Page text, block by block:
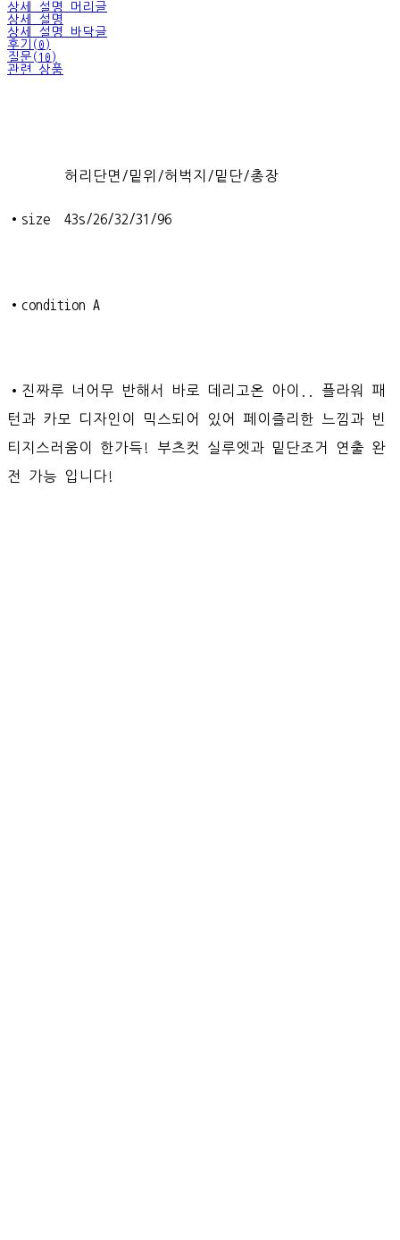
상세 설명 머리글
상세 설명
상세 설명 바닥글
후기(0)
질문(10)
관련 상품
허리단면/밑위/허벅지/밑단/총장
•size 43s/26/32/31/96
•condition A
•진짜루 너어무 반해서 바로 데리고온 아이.. 플라워 패
턴과 카모 디자인이 믹스되어 있어 페이즐리한 느낌과 빈
티지스러움이 한가득! 부츠컷 실루엣과 밑단조거 연출 완
전 가능 입니다!